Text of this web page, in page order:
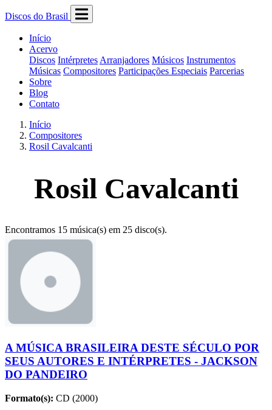
Discos do Brasil
Início
Acervo
Discos Intérpretes Arranjadores Músicos Instrumentos
Músicas Compositores Participações Especiais Parcerias
Sobre
Blog
Contato
Início
Compositores
Rosil Cavalcanti
Rosil Cavalcanti
Encontramos 15 música(s) em 25 disco(s).
A MÚSICA BRASILEIRA DESTE SÉCULO POR
SEUS AUTORES E INTÉRPRETES - JACKSON
DO PANDEIRO
Formato(s): CD (2000)